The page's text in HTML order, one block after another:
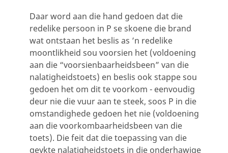
Daar word aan die hand gedoen dat die
redelike persoon in P se skoene die brand
wat ontstaan het beslis as ’n redelike
moontlikheid sou voorsien het (voldoening
aan die “voorsienbaarheidsbeen” van die
nalatigheidstoets) en beslis ook stappe sou
gedoen het om dit te voorkom - eenvoudig
deur nie die vuur aan te steek, soos P in die
omstandighede gedoen het nie (voldoening
aan die voorkombaarheidsbeen van die
toets). Die feit dat die toepassing van die
geykte nalatigheidstoets in die onderhawige